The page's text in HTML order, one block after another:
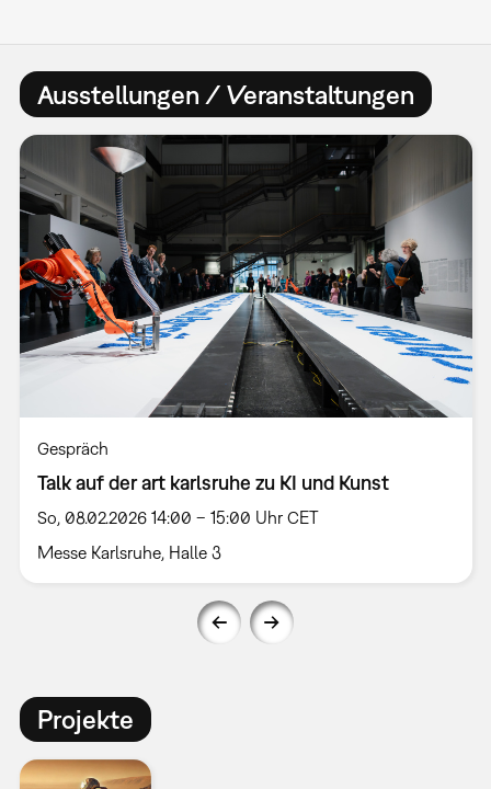
Ausstellungen / Veranstaltungen
Gespräch
Talk auf der art karlsruhe zu KI und Kunst
So, 08.02.2026 14:00 – 15:00 Uhr CET
Messe Karlsruhe, Halle 3
Projekte